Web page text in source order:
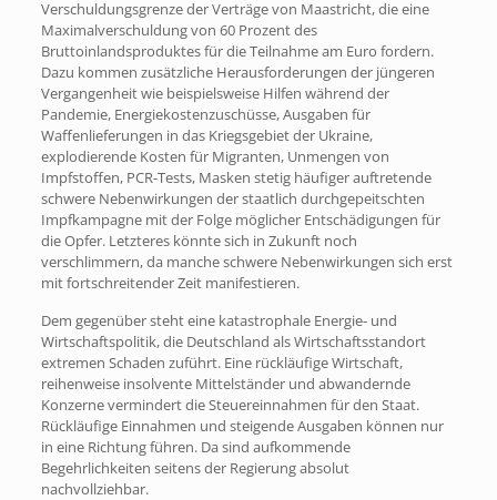
Verschuldungsgrenze der Verträge von Maastricht, die eine
Maximalverschuldung von 60 Prozent des
Bruttoinlandsproduktes für die Teilnahme am Euro fordern.
Dazu kommen zusätzliche Herausforderungen der jüngeren
Vergangenheit wie beispielsweise Hilfen während der
Pandemie, Energiekostenzuschüsse, Ausgaben für
Waffenlieferungen in das Kriegsgebiet der Ukraine,
explodierende Kosten für Migranten, Unmengen von
Impfstoffen, PCR-Tests, Masken stetig häufiger auftretende
schwere Nebenwirkungen der staatlich durchgepeitschten
Impfkampagne mit der Folge möglicher Entschädigungen für
die Opfer. Letzteres könnte sich in Zukunft noch
verschlimmern, da manche schwere Nebenwirkungen sich erst
mit fortschreitender Zeit manifestieren.
Dem gegenüber steht eine katastrophale Energie- und
Wirtschaftspolitik, die Deutschland als Wirtschaftsstandort
extremen Schaden zuführt. Eine rückläufige Wirtschaft,
reihenweise insolvente Mittelständer und abwandernde
Konzerne vermindert die Steuereinnahmen für den Staat.
Rückläufige Einnahmen und steigende Ausgaben können nur
in eine Richtung führen. Da sind aufkommende
Begehrlichkeiten seitens der Regierung absolut
nachvollziehbar.